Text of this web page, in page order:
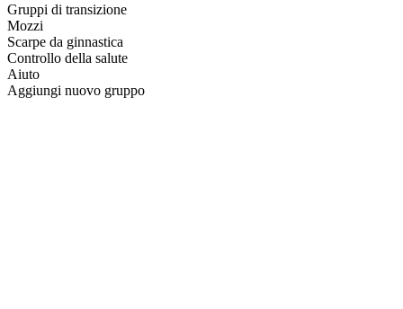
Gruppi di transizione
Mozzi
Scarpe da ginnastica
Controllo della salute
Aiuto
Aggiungi nuovo gruppo